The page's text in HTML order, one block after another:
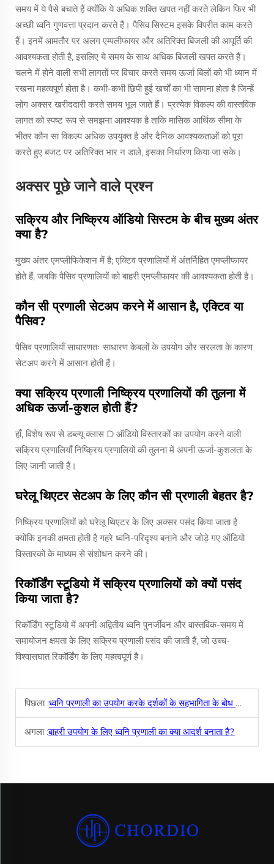
समय में ये पैसे बचाते हैं क्योंकि ये अधिक शक्ति खपत नहीं करते लेकिन फिर भी
अच्छी ध्वनि गुणवत्ता प्रदान करते हैं। पैसिव सिस्टम इसके विपरीत काम करते
हैं। इनमें आमतौर पर अलग एम्पलीफायर और अतिरिक्त बिजली की आपूर्ति की
आवश्यकता होती है, इसलिए ये समय के साथ अधिक बिजली खपत करते हैं।
चलने में होने वाली सभी लागतों पर विचार करते समय ऊर्जा बिलों को भी ध्यान में
रखना महत्वपूर्ण होता है। कभी-कभी छिपी हुई खर्चों का भी सामना होता है जिन्हें
लोग अक्सर खरीददारी करते समय भूल जाते हैं। प्रत्येक विकल्प की वास्तविक
लागत को स्पष्ट रूप से समझना आवश्यक है ताकि मासिक आर्थिक सीमा के
भीतर कौन सा विकल्प अधिक उपयुक्त है और दैनिक आवश्यकताओं को पूरा
करते हुए बजट पर अतिरिक्त भार न डाले, इसका निर्धारण किया जा सके।
अक्सर पूछे जाने वाले प्रश्न
सक्रिय और निष्क्रिय ऑडियो सिस्टम के बीच मुख्य अंतर
क्या है?
मुख्य अंतर एमप्लीफिकेशन में है; एक्टिव प्रणालियों में अंतर्निहित एमप्लीफायर
होते हैं, जबकि पैसिव प्रणालियों को बाहरी एमप्लीफायर की आवश्यकता होती है।
कौन सी प्रणाली सेटअप करने में आसान है, एक्टिव या
पैसिव?
पैसिव प्रणालियाँ साधारणतः साधारण केबलों के उपयोग और सरलता के कारण
सेटअप करने में आसान होती हैं।
क्या सक्रिय प्रणाली निष्क्रिय प्रणालियों की तुलना में
अधिक ऊर्जा-कुशल होती हैं?
हाँ, विशेष रूप से डब्ल्यू क्लास D ऑडियो विस्तारकों का उपयोग करने वाली
सक्रिय प्रणालियाँ निष्क्रिय प्रणालियों की तुलना में अपनी ऊर्जा-कुशलता के
लिए जानी जाती हैं।
घरेलू थिएटर सेटअप के लिए कौन सी प्रणाली बेहतर है?
निष्क्रिय प्रणालियों को घरेलू थिएटर के लिए अक्सर पसंद किया जाता है
क्योंकि इनकी क्षमता होती है गहरे ध्वनि-परिदृश्य बनाने और जोड़े गए ऑडियो
विस्तारकों के माध्यम से संशोधन करने की।
रिकॉर्डिंग स्टूडियो में सक्रिय प्रणालियों को क्यों पसंद
किया जाता है?
रिकॉर्डिंग स्टूडियो में अपनी अद्वितीय ध्वनि पुनर्जीवन और वास्तविक-समय में
समायोजन क्षमता के लिए सक्रिय प्रणाली पसंद की जाती हैं, जो उच्च-
विश्वासघात रिकॉर्डिंग के लिए महत्वपूर्ण है।
पिछला :ध्वनि प्रणाली का उपयोग करके दर्शकों के सहभागिता के बोध को कैसे बढ़ाया जा सकता है?
अगला :बाहरी उपयोग के लिए ध्वनि प्रणाली का क्या आदर्श बनाता है?